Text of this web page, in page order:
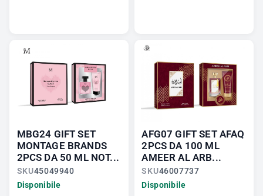
MBG24 GIFT SET
MONTAGE BRANDS
2PCS DA 50 ML NOT...
SKU45049940
Disponibile
AFG07 GIFT SET AFAQ
2PCS DA 100 ML
AMEER AL ARB...
SKU46007737
Disponibile